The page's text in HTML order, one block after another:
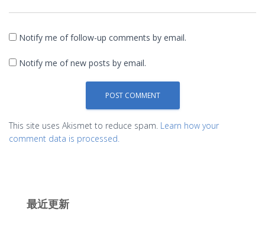
Notify me of follow-up comments by email.
Notify me of new posts by email.
This site uses Akismet to reduce spam. Learn how your
comment data is processed.
最近更新